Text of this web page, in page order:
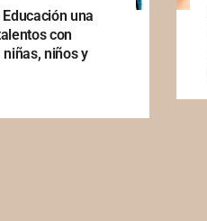
una
con
niños y